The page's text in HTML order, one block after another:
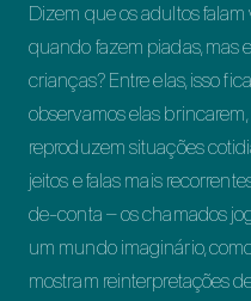
Dizem que os adultos
quando fazem piadas, mas
crianças? Entre elas, isso
observamos elas
reproduzem situações
jeitos e falas mais
de-conta – os chamados
um mundo imaginário,
mostram reinterpretações